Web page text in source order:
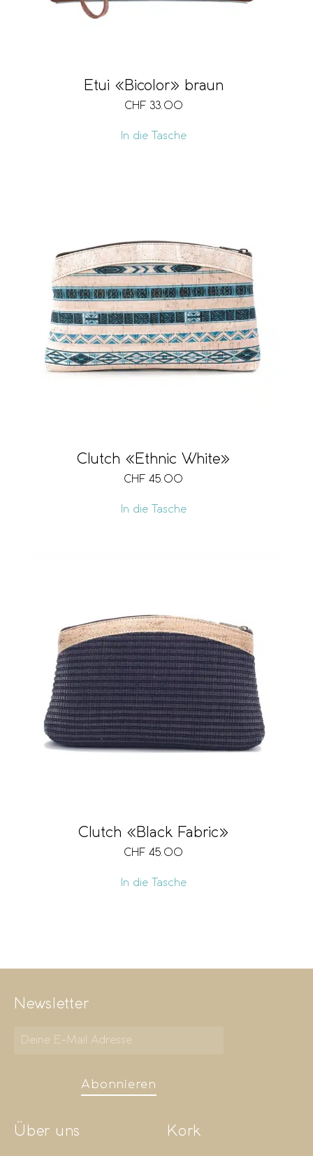
Etui «Bicolor» braun
CHF 33.00
In die Tasche
Clutch «Ethnic White»
CHF 45.00
In die Tasche
Clutch «Black Fabric»
CHF 45.00
In die Tasche
Newsletter
Abonnieren
Über uns Kork